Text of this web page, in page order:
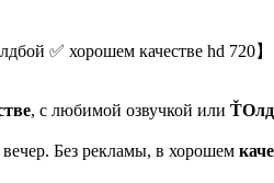
✅ хорошем качестве hd
, с любимой озвучкой или
Без рекламы, в хорошем